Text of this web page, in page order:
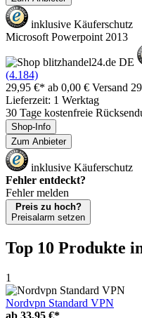
inklusive Käuferschutz
Microsoft Powerpoint 2013
(4.184)
29,95 €* ab 0,00 € Versand
Lieferzeit: 1 Werktag
30 Tage kostenfreie
Shop-Info
Zum Anbieter
inklusive Käuferschutz
Fehler entdeckt?
Fehler melden
Preis zu hoch?
Preisalarm setzen
Top 10 Produkte
1
Nordvpn Standard VPN
ab 33,95 €*